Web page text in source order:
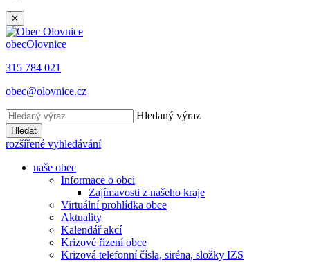
✕
obecOlovnice
315 784 021
obec@olovnice.cz
Hledaný výraz
Hledat
rozšířené vyhledávání
naše obec
Informace o obci
Zajímavosti z našeho kraje
Virtuální prohlídka obce
Aktuality
Kalendář akcí
Krizové řízení obce
Krizová telefonní čísla, siréna, složky IZS